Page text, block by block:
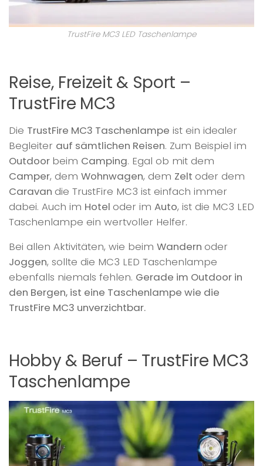
TrustFire MC3 LED Taschenlampe
Reise, Freizeit & Sport –
TrustFire MC3
Die TrustFire MC3 Taschenlampe ist ein idealer
Begleiter auf sämtlichen Reisen. Zum Beispiel im
Outdoor beim Camping. Egal ob mit dem
Camper, dem Wohnwagen, dem Zelt oder dem
Caravan die TrustFire MC3 ist einfach immer
dabei. Auch im Hotel oder im Auto, ist die MC3 LED
Taschenlampe ein wertvoller Helfer.
Bei allen Aktivitäten, wie beim Wandern oder
Joggen, sollte die MC3 LED Taschenlampe
ebenfalls niemals fehlen. Gerade im Outdoor in
den Bergen, ist eine Taschenlampe wie die
TrustFire MC3 unverzichtbar.
Hobby & Beruf – TrustFire MC3
Taschenlampe